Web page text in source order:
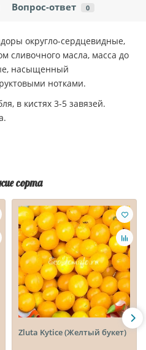
Вопрос-ответ 0
округло-сердцевидные,
сливочного масла, масса до
насыщенный
нотками.
в кистях 3-5 завязей.
сорта
Zluta Kytice (Желтый букет)